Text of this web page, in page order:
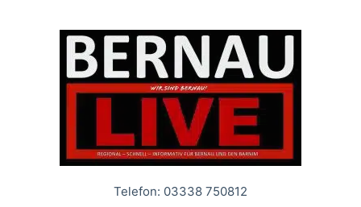
Telefon: 03338 750812